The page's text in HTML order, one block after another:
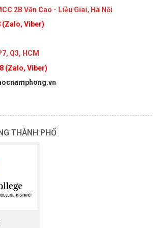
2B Văn Cao - Liễu Giai, Hà Nội
(Zalo, Viber)
Q3, HCM
(Zalo, Viber)
THÀNH PHỐ